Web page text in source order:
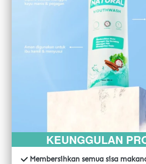
KEUNGGULAN
Membersihkan semua sisa